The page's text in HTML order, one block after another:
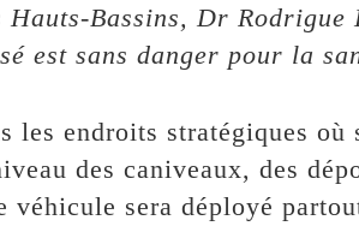
Bassins, Dr
est sans danger pour la
les endroits stratégiques où
des caniveaux, des
véhicule sera déployé